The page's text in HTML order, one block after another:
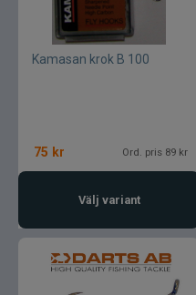
Kamasan krok B 100
75 kr Ord. pris 89 kr
Välj variant